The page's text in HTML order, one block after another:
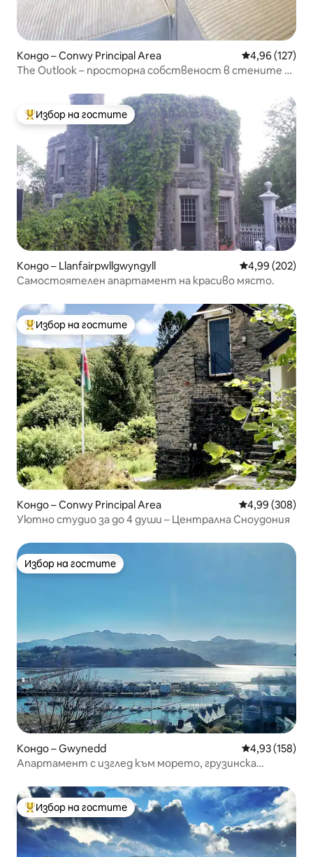
Кондо – Conwy Principal Area Средна
4,96 (127)
The Outlook – просторна собственост в стените на
Най-популярен избор на гостите
Избор на гостите
Кондо – Llanfairpwllgwyngyll Средна
4,99 (202)
Самостоятелен апартамент на красиво място.
Най-популярен избор на гостите
Избор на гостите
Кондо – Conwy Principal Area Средна
4,99 (308)
Уютно студио за до 4 души – Централна Сноудония
Избор на гостите
Избор на гостите
Кондо – Gwynedd Средна
4,93 (158)
Апартамент с изглед към морето, грузинска
Най-популярен избор на гостите
Избор на гостите